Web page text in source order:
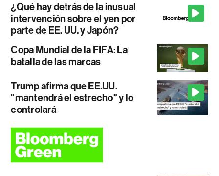
¿Qué hay detrás de la inusual
intervención sobre el yen por
parte de EE. UU. y Japón?
Copa Mundial de la FIFA: La
batalla de las marcas
Trump afirma que EE.UU.
"mantendrá el estrecho" y lo
controlará